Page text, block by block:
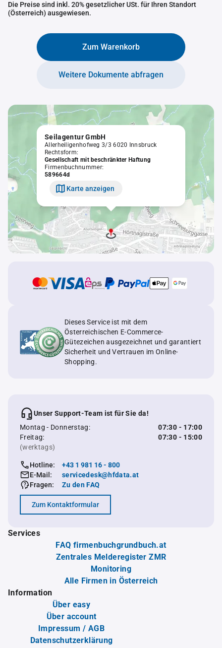
Die Preise sind inkl. 20% gesetzlicher USt. für Ihren Standort
(Österreich) ausgewiesen.
Zum Warenkorb
Weitere Dokumente abfragen
Seilagentur GmbH
Allerheiligenhofweg 3/3 6020 Innsbruck
Rechtsform:
Gesellschaft mit beschränkter Haftung
Firmenbuchnummer:
589664d
Karte anzeigen
Dieses Service ist mit dem
Österreichischen E-Commerce-
Gütezeichen ausgezeichnet und garantiert
Sicherheit und Vertrauen im Online-
Shopping.
Unser Support-Team ist für Sie da!
Montag - Donnerstag:
07:30 - 17:00
Freitag:
07:30 - 15:00
(werktags)
Hotline:
+43 1 981 16 - 800
E-Mail:
servicedesk@hfdata.at
Fragen:
Zu den FAQ
Zum Kontaktformular
Services
FAQ firmenbuchgrundbuch.at
Zentrales Melderegister ZMR
Monitoring
Alle Firmen in Österreich
Information
Über easy
Über account
Impressum / AGB
Datenschutzerklärung